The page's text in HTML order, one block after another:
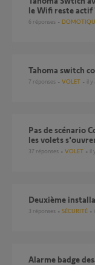
le Wifi reste actif
6 réponses
Tahoma switch
7 réponses VOLET il
Pas de scénario Confort thermique enregistré et pourtant
les volets
37 réponses VOLET
Deuxième
3 réponses SÉCURITÉ
Alarme badge